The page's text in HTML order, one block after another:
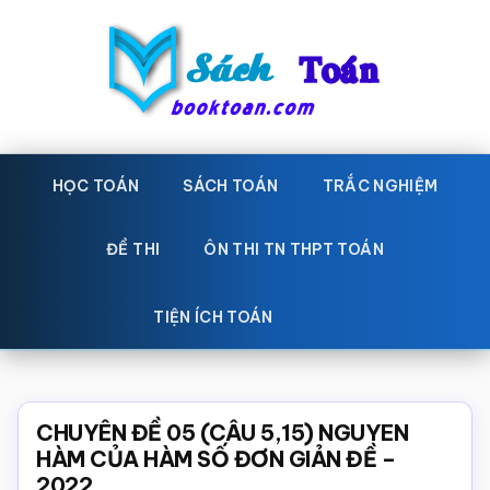
Sách
Toán
toán
Học
toán,
giáo
Toán,
trắc
HỌC TOÁN SÁCH TOÁN TRẮC NGHIỆM
ĐỀ THI ÔN THI TN THPT TOÁN
TIỆN ÍCH TOÁN
CHUYÊN ĐỀ 05 (CÂU 5,15) NGUYEN
HÀM CỦA HÀM SỐ ĐƠN GIẢN ĐỀ –